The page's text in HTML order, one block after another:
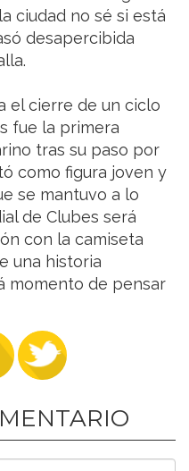
ciudad no sé si está
desapercibida
el cierre de un ciclo
fue la primera
tras su paso por
como figura joven y
se mantuvo a lo
de Clubes será
con la camiseta
una historia
momento de pensar